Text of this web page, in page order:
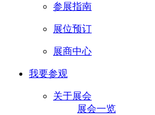
参展指南
展位预订
展商中心
我要参观
关于展会
展会一览